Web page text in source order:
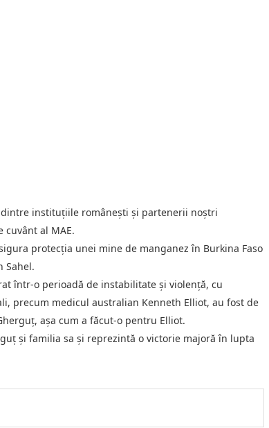
instituțiile românești și partenerii noștri
al MAE.
protecția unei mine de manganez în Burkina Faso
Sahel.
într-o perioadă de instabilitate și violență, cu
precum medicul australian Kenneth Elliot, au fost de
așa cum a făcut-o pentru Elliot.
și familia sa și reprezintă o victorie majoră în lupta